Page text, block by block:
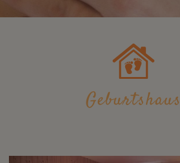
Geburtshaus